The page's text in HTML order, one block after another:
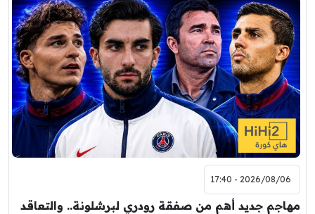
2026/08/06 - 17:40
مهاجم جديد أهم من صفقة رودري لبرشلونة.. والتعاقد